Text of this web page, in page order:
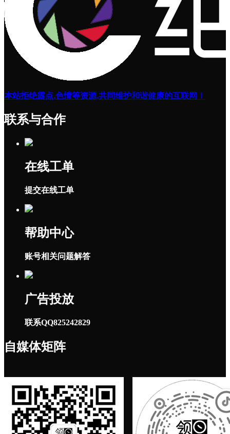
本站拒绝露点,色情等资源,共同维护和谐健康的互联网！
联系与合作
在线工单
提交在线工单
帮助中心
账号相关问题解答
广告投放
联系QQ825242829
自媒体矩阵